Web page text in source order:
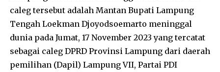
caleg tersebut adalah Mantan Bupati Lampung
Tengah Loekman Djoyodsoemarto meninggal
dunia pada Jumat, 17 November 2023 yang tercatat
sebagai caleg DPRD Provinsi Lampung dari daerah
pemilihan (Dapil) Lampung VII, Partai PDI